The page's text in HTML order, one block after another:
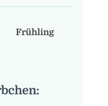
Frühling